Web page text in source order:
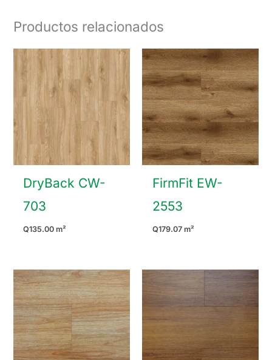
Productos relacionados
DryBack CW-
703
Q135.00 m²
FirmFit EW-
2553
Q179.07m²